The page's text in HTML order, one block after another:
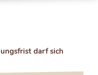
darf sich